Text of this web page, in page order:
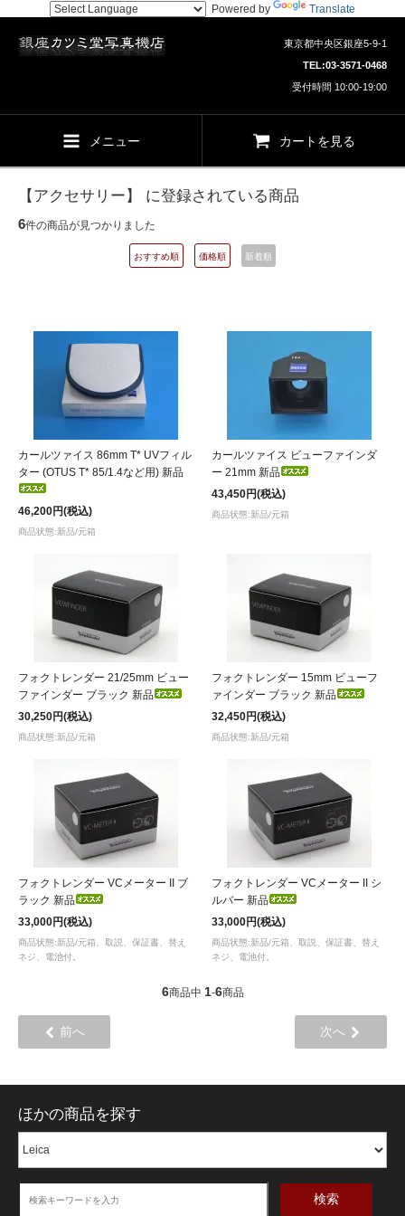
Powered by Translate
東京都中央区銀座5-9-1
TEL:03-3571-0468
受付時間 10:00-19:00
メニュー カートを見る
【アクセサリー】 に登録されている商品
6件の商品が見つかりました
おすすめ順 価格順 新着順
カールツァイス 86mm T* UVフィル
ター (OTUS T* 85/1.4など用) 新品
46,200円(税込)
商品状態:新品/元箱
カールツァイス ビューファインダ
ー 21mm 新品
43,450円(税込)
商品状態:新品/元箱
フォクトレンダー 21/25mm ビュー
ファインダー ブラック 新品
30,250円(税込)
商品状態:新品/元箱
フォクトレンダー 15mm ビューフ
ァインダー ブラック 新品
32,450円(税込)
商品状態:新品/元箱
フォクトレンダー VCメーター II ブ
ラック 新品
33,000円(税込)
商品状態:新品/元箱、取説、保証書、替え
ネジ、電池付。
フォクトレンダー VCメーター II シ
ルバー 新品
33,000円(税込)
商品状態:新品/元箱、取説、保証書、替え
ネジ、電池付。
6商品中 1-6商品
前へ 次へ
ほかの商品を探す
検索